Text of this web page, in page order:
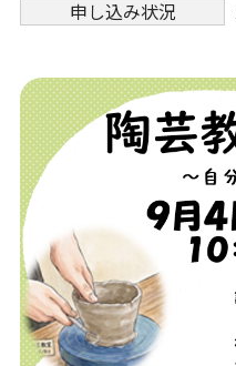
申し込み状況